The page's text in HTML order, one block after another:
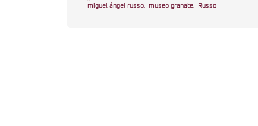
miguel ángel russo, museo granate, Russo